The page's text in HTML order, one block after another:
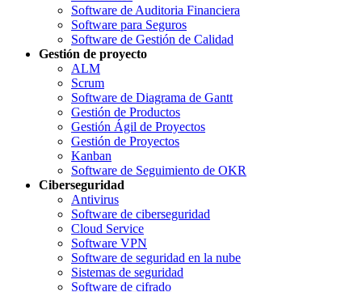
Software de Auditoria Financiera
Software para Seguros
Software de Gestión de Calidad
Gestión de proyecto
ALM
Scrum
Software de Diagrama de Gantt
Gestión de Productos
Gestión Ágil de Proyectos
Gestión de Proyectos
Kanban
Software de Seguimiento de OKR
Ciberseguridad
Antivirus
Software de ciberseguridad
Cloud Service
Software VPN
Software de seguridad en la nube
Sistemas de seguridad
Software de cifrado